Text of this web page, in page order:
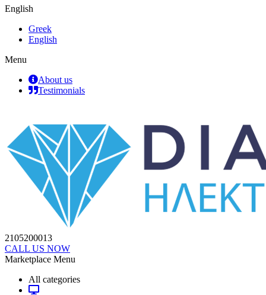
English
Greek
English
Menu
About us
Testimonials
2105200013
CALL US NOW
Marketplace Menu
All categories